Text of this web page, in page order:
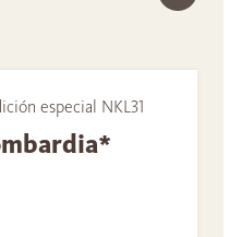
especial NKL31